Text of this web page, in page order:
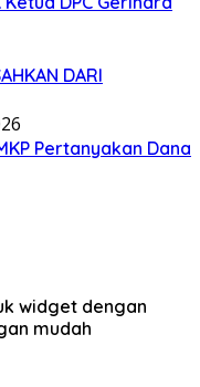
DARI
Pertanyakan Dana
widget dengan
mudah